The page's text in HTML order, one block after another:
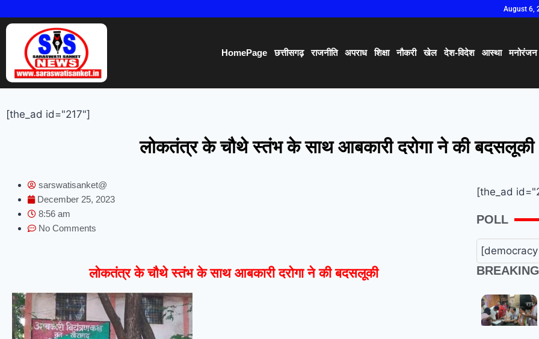
August 6,
HomePage छत्तीसगढ़ राजनीति अपराध शिक्षा नौकरी खेल देश-विदेश आस्था मनोरंजन
[the_ad id="217"]
लोकतंत्र के चौथे स्तंभ के साथ आबकारी दरोगा ने की बदसलूकी
sarswatisanket@
December 25, 2023
8:56 am
No Comments
लोकतंत्र के चौथे स्तंभ के साथ आबकारी दरोगा ने की बदसलूकी
[the_ad
POLL